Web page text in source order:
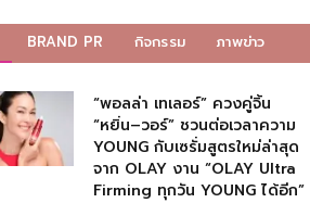
BRAND PR กิจกรรม ภาพข่าว
“พอลล่า เทเลอร์” ควงคู่จิ้น
“หยิ่น–วอร์” ชวนต่อเวลาความ
YOUNG กับเซรั่มสูตรใหม่ล่าสุด
จาก OLAY งาน “OLAY Ultra
Firming ทุกวัน YOUNG ได้อีก”